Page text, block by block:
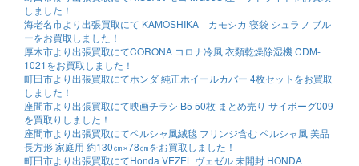
しました！
海老名市より出張買取にて KAMOSHIKA カモシカ 寝袋 シュラフ ブル
ーをお買取しました！
厚木市より出張買取にてCORONA コロナ冷風 衣類乾燥除湿機 CDM-
1021をお買取しました！
町田市より出張買取にてホンダ 純正ホイールカバー 4枚セットをお買取
しました！
座間市より出張買取にて映画チラシ B5 50枚 まとめ売り サイボーグ009
を買取りしました！
座間市より出張買取にてペルシャ風絨毯 フリンジ含む ペルシャ風 美品
長方形 家庭用 約130㎝×78㎝をお買取しました！
町田市より出張買取にてHonda VEZEL ヴェゼル 未開封 HONDA